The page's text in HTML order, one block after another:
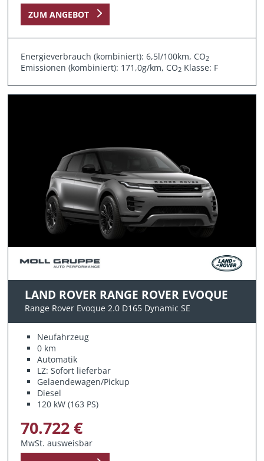
ZUM ANGEBOT
Energieverbrauch (kombiniert): 6,5l/100km, CO2
Emissionen (kombiniert): 171,0g/km, CO2 Klasse: F
LAND ROVER RANGE ROVER EVOQUE
Range Rover Evoque 2.0 D165 Dynamic SE
Neufahrzeug
0 km
Automatik
LZ: Sofort lieferbar
Gelaendewagen/Pickup
Diesel
120 kW (163 PS)
70.722 €
MwSt. ausweisbar